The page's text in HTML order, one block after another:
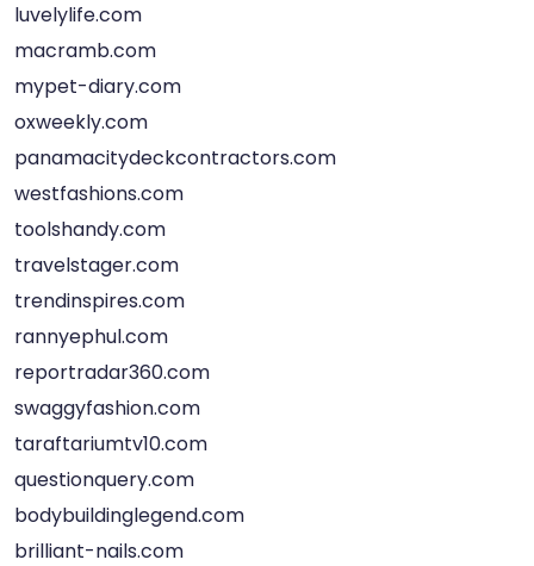
luvelylife.com
macramb.com
mypet-diary.com
oxweekly.com
panamacitydeckcontractors.com
westfashions.com
toolshandy.com
travelstager.com
trendinspires.com
rannyephul.com
reportradar360.com
swaggyfashion.com
taraftariumtv10.com
questionquery.com
bodybuildinglegend.com
brilliant-nails.com